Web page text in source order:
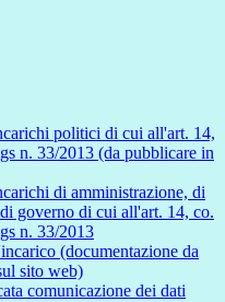
politici di cui all'art. 14,
n. 33/2013 (da pubblicare in
di amministrazione, di
governo di cui all'art. 14, co.
n. 33/2013
(documentazione da
sito web)
comunicazione dei dati